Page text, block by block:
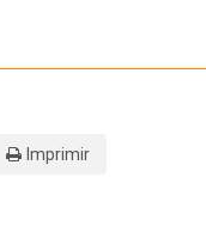
Imprimir